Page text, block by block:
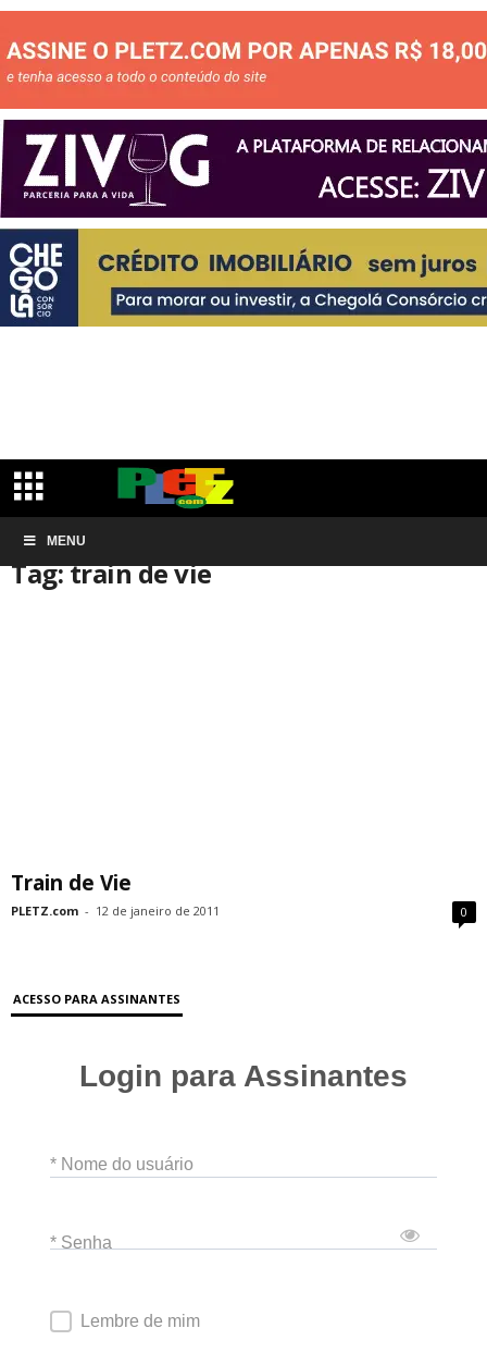
MENU
Início Tags
Tag: train de vie
Train de Vie
PLETZ.com - 12 de janeiro de 2011 0
ACESSO PARA ASSINANTES
Login para Assinantes
* Nome do usuário
* Senha
Lembre de mim